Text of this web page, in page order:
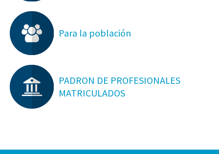
Para la población
PADRON DE PROFESIONALES
MATRICULADOS